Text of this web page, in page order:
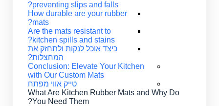
preventing slips and falls?
How durable are your rubber
mats?
Are the mats resistant to
kitchen spills and stains?
כיצד אוכל לנקות ולתחזק את
המחצלות?
Conclusion: Elevate Your Kitchen
with Our Custom Mats
טייק אווי מפתח
What Are Kitchen Rubber Mats and Why Do
You Need Them?